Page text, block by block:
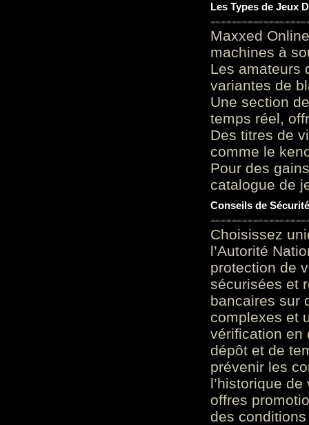
Les Types de Jeux
Maxxed
machines à
Les amateurs
variantes de
Une section
temps réel,
Des titres de
comme le
Pour des
catalogue de
Conseils de
Choisissez
l’Autorité
protection de
sécurisées et
bancaires sur
complexes et
vérification en
dépôt et de
prévenir les
l’historique
offres
des